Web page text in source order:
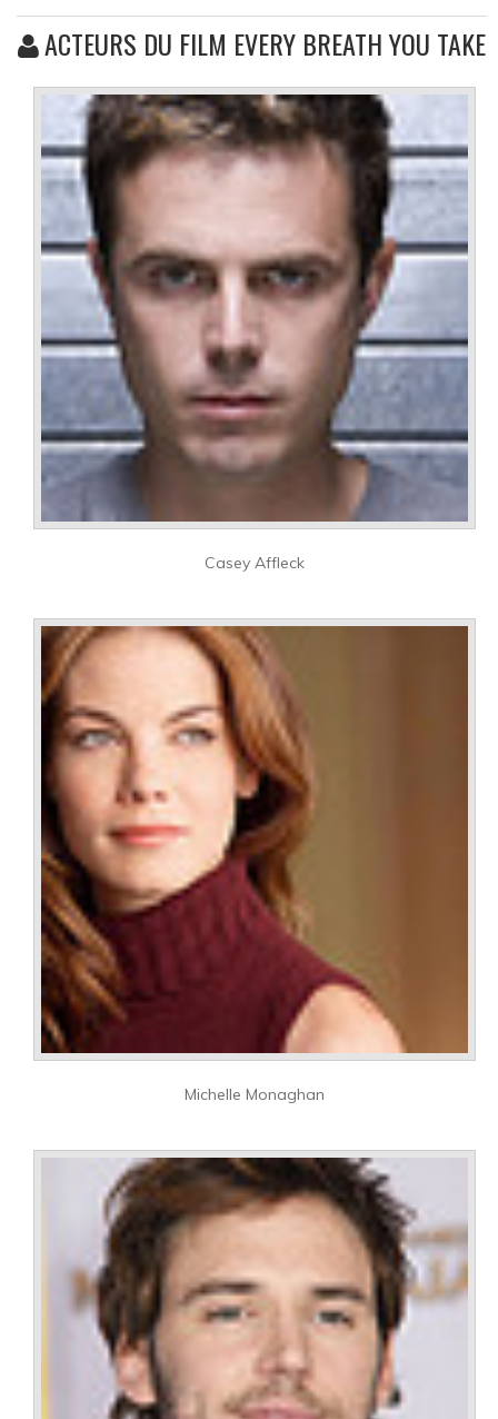
ACTEURS DU FILM EVERY BREATH YOU TAKE
Casey Affleck
Michelle Monaghan